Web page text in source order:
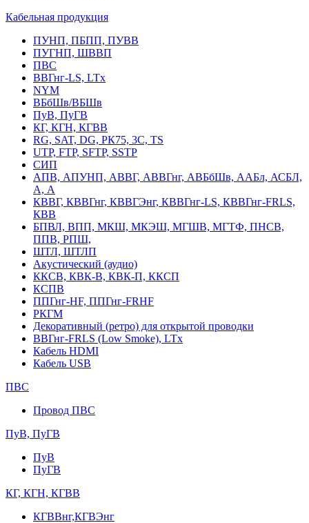
Кабельная продукция
ПУНП, ПБПП, ПУВВ
ПУГНП, ШВВП
ПВС
ВВГнг-LS, LTx
NYM
ВБбШв/ВБШв
ПуВ, ПуГВ
КГ, КГН, КГВВ
RG, SAT, DG, РК75, 3С, TS
UTP, FTP, SFTP, SSTP
СИП
АПВ, АПУНП, АВВГ, АВВГнг, АВБбШв, ААБл, АСБЛ,
А, А
КВВГ, КВВГнг, КВВГЭнг, КВВГнг-LS, КВВГнг-FRLS,
КВВ
БПВЛ, ВПП, МКШ, МКЭШ, МГШВ, МГТФ, ПНСВ,
ППВ, РПШ,
ШТЛ, ШТЛП
Акустический (аудио)
ККСВ, КВК-В, КВК-П, ККСП
КСПВ
ППГнг-HF, ППГнг-FRHF
РКГМ
Декоративный (ретро) для открытой проводки
ВВГнг-FRLS (Low Smoke), LTx
Кабель HDMI
Кабель USB
ПВС
Провод ПВС
ПуВ, ПуГВ
ПуВ
ПуГВ
КГ, КГН, КГВВ
КГВВнг,КГВЭнг